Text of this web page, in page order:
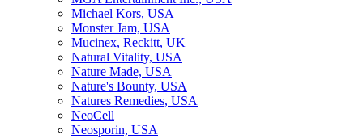
Michael Kors, USA
Monster Jam, USA
Mucinex, Reckitt, UK
Natural Vitality, USA
Nature Made, USA
Nature's Bounty, USA
Natures Remedies, USA
NeoCell
Neosporin, USA